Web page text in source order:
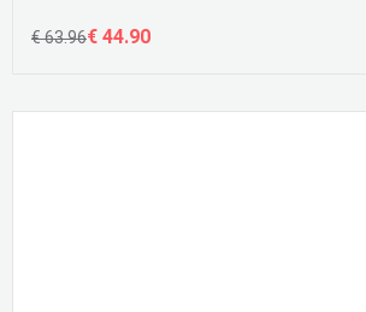
€ 63.96€ 44.90